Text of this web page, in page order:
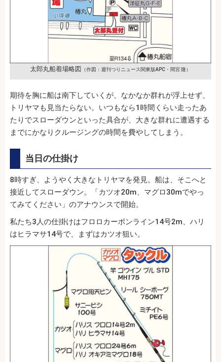
太郎丸船着場略図 （作図：週刊つりニュース関東版APC・間宮 隆）
期待を胸に船は南下していくが、なかなか群れが浮上せず、
トリヤマも見当たらない。いつもなら1時間くらい走ったあ
たりでスローダウンといった具合が、大きな群れに遭遇する
までにかなりクルージングの時間を費やしてしまう。
当日の仕掛け
8時すぎ、ようやく大きなトリヤマを発見。船は、そこへと
接近してスローダウン。「カツオ20m、マグロ30mでやっ
てみてください」のアナウンスで開始。
私たち3人の仕掛けはフロロカーボンライン14号2m、ハリ
はヒラマサ14号で、まずはカツオ狙い。